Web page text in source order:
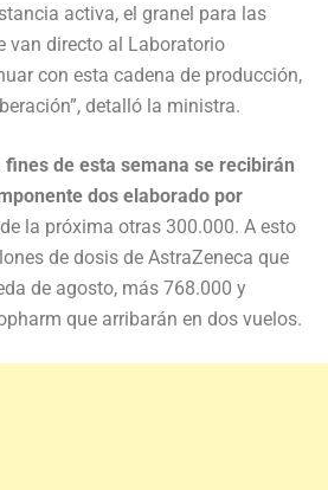
activa, el granel para las
van directo al Laboratorio
con esta cadena de producción,
detalló la ministra.
de esta semana se recibirán
dos elaborado por
la próxima otras 300.000. A esto
de dosis de AstraZeneca que
de agosto, más 768.000 y
que arribarán en dos vuelos.